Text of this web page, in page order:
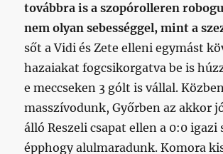
továbbra is a szopórolleren
nem olyan sebességgel, mint a
sőt a Vidi és Zete elleni egymást
hazaiakat fogcsikorgatva be is
e meccseken 3 gólt is vállal.
masszívodunk, Győrben az akkor
álló Reszeli csapat ellen a 0:0 igazi
épphogy alulmaradunk. Komora